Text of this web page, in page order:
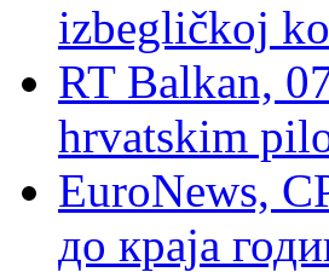
izbegličkoj
RT Balkan,
hrvatskim
EuroNews,
до краја